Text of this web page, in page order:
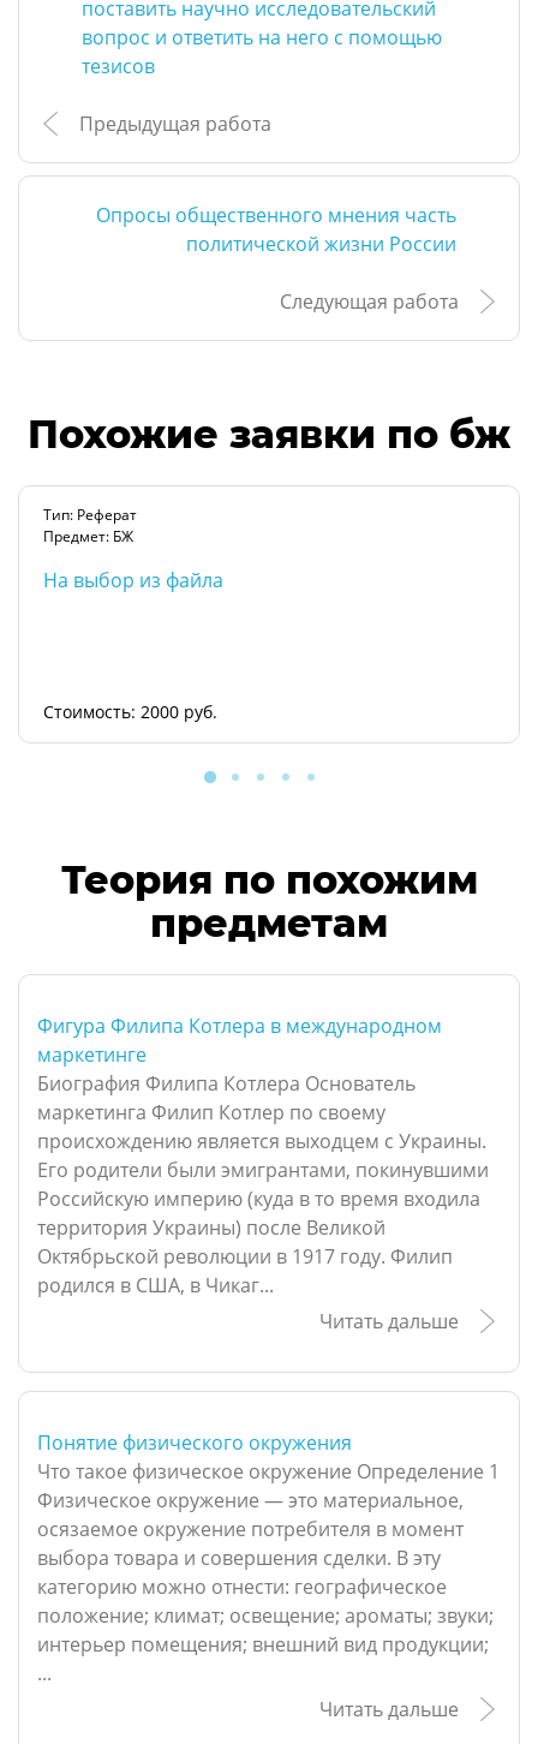
поставить научно исследовательский
вопрос и ответить на него с помощью
тезисов
Предыдущая работа
Опросы общественного мнения часть
политической жизни России
Следующая работа
Похожие заявки по бж
Тип: Реферат
Предмет: БЖ
На выбор из файла
Стоимость: 2000 руб.
Теория по похожим
предметам
Фигура Филипа Котлера в международном
маркетинге
Биография Филипа Котлера Основатель
маркетинга Филип Котлер по своему
происхождению является выходцем с Украины.
Его родители были эмигрантами, покинувшими
Российскую империю (куда в то время входила
территория Украины) после Великой
Октябрьской революции в 1917 году. Филип
родился в США, в Чикаг...
Читать дальше
Понятие физического окружения
Что такое физическое окружение Определение 1
Физическое окружение — это материальное,
осязаемое окружение потребителя в момент
выбора товара и совершения сделки. В эту
категорию можно отнести: географическое
положение; климат; освещение; ароматы; звуки;
интерьер помещения; внешний вид продукции;
...
Читать дальше